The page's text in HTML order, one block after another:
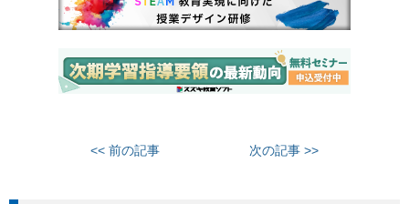
<< 前の記事 次の記事 >>